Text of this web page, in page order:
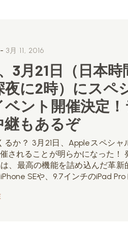
- 3月 11, 2016
3月21日（日本時
夜に2時）にスペ
ベント開催決定！
継もあるぞ
るか？ 3月21日、Appleスペシャ
されることが明らかになった！
、最高の機能を詰め込んだ革新
SEや、9.7インチのiPad Pro